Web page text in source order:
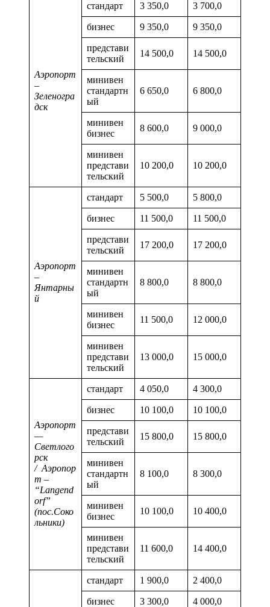
Аэропорт
–
Зеленогра
дск
стандарт 3 350,0 3 700,0
бизнес 9 350,0 9 350,0
представи
тельский
14 500,0 14 500,0
минивен
стандартн
ый
6 650,0 6 800,0
минивен
бизнес
8 600,0 9 000,0
минивен
представи
тельский
10 200,0 10 200,0
Аэропорт
–
Янтарны
й
стандарт 5 500,0 5 800,0
бизнес 11 500,0 11 500,0
представи
тельский
17 200,0 17 200,0
минивен
стандартн
ый
8 800,0 8 800,0
минивен
бизнес
11 500,0 12 000,0
минивен
представи
тельский
13 000,0 15 000,0
Аэропорт
—
Светлого
рск
/ Аэропор
т –
“Langend
orf”
(пос.Соко
льники)
стандарт 4 050,0 4 300,0
бизнес 10 100,0 10 100,0
представи
тельский
15 800,0 15 800,0
минивен
стандартн
ый
8 100,0 8 300,0
минивен
бизнес
10 100,0 10 400,0
минивен
представи
тельский
11 600,0 14 400,0
стандарт 1 900,0 2 400,0
бизнес 3 300,0 4 000,0